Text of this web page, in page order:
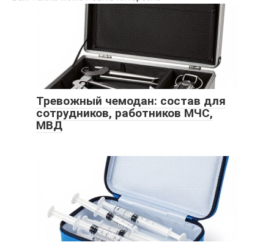
Тревожный чемодан: состав для
сотрудников, работников МЧС,
МВД